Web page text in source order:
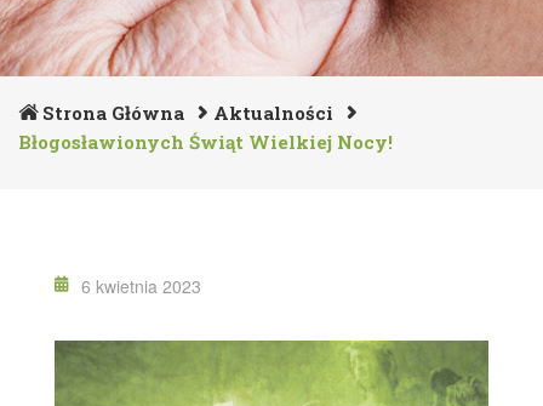
Strona Główna
Aktualności
Błogosławionych Świąt Wielkiej Nocy!
6 kwietnia 2023